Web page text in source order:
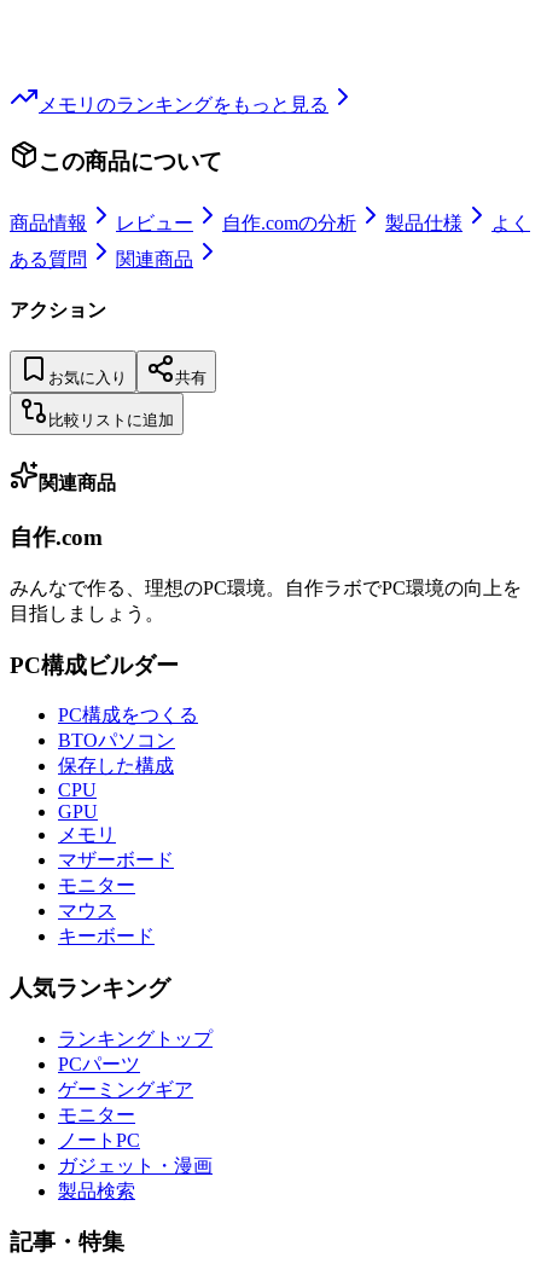
メモリ のランキングをもっと見る
この商品について
商品情報 レビュー 自作.comの分析 製品仕様
よく
ある質問
関連商品
アクション
お気に入り 共有
比較リストに追加
関連商品
自作.com
みんなで作る、理想のPC環境。 自作ラボでPC環境の向上を
目指しましょう。
PC構成ビルダー
PC構成をつくる
BTOパソコン
保存した構成
CPU
GPU
メモリ
マザーボード
モニター
マウス
キーボード
人気ランキング
ランキングトップ
PCパーツ
ゲーミングギア
モニター
ノートPC
ガジェット・漫画
製品検索
記事・特集